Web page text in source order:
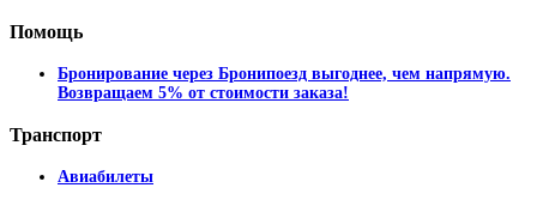
Помощь
Бронирование через Бронипоезд выгоднее, чем напрямую.
Возвращаем 5% от стоимости заказа!
Транспорт
Авиабилеты